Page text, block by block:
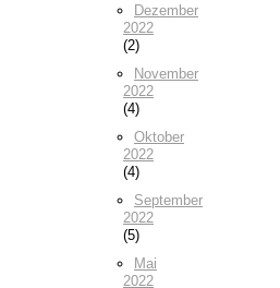
Dezember
2022
(2)
November
2022
(4)
Oktober
2022
(4)
September
2022
(5)
Mai
2022